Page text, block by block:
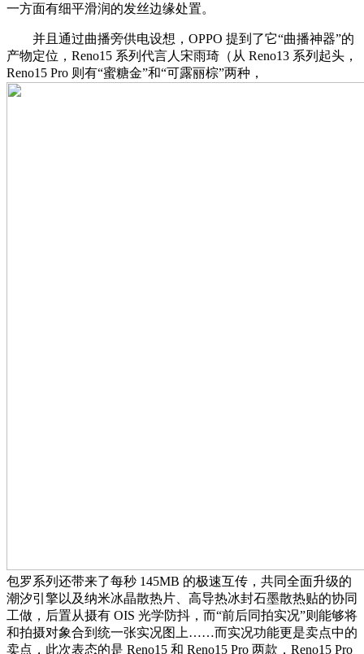
一方面有细平滑润的发丝边缘处置。
并且通过曲播旁供电设想，OPPO 提到了它“曲播神器”的
产物定位，Reno15 系列代言人宋雨琦（从 Reno13 系列起头，
Reno15 Pro 则有“蜜糖金”和“可露丽棕”两种，
包罗系列还带来了每秒 145MB 的极速互传，共同全面升级的
潮汐引擎以及纳米冰晶散热片、高导热冰封石墨散热贴的协同
工做，后置从摄有 OIS 光学防抖，而“前后同拍实况”则能够将
和拍摄对象合到统一张实况图上……而实况功能更是卖点中的
卖点，此次表态的是 Reno15 和 Reno15 Pro 两款，Reno15 Pro